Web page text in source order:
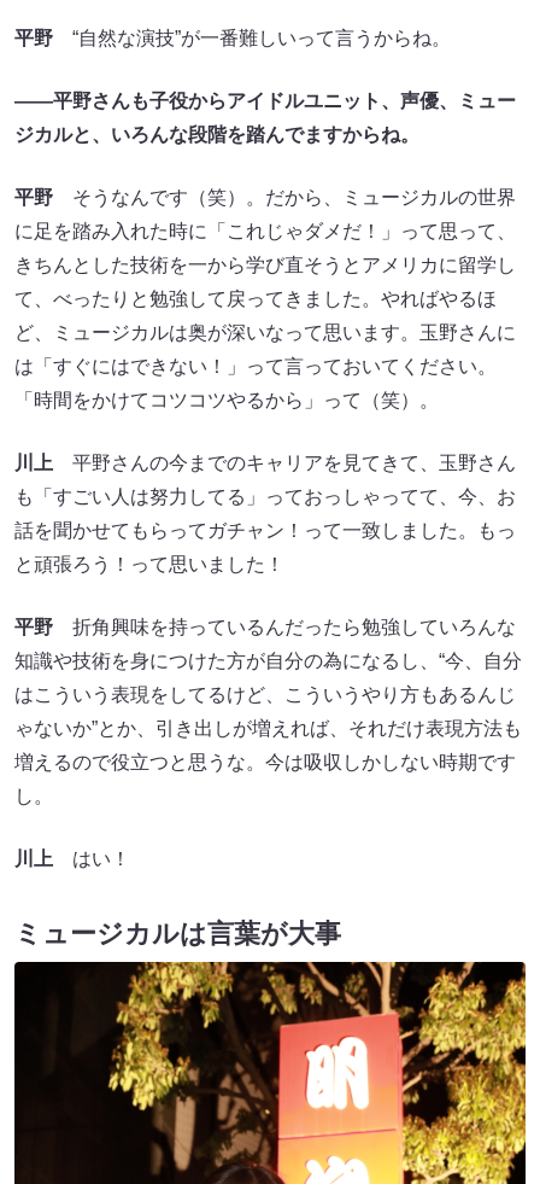
平野 “自然な演技”が一番難しいって言うからね。
――平野さんも子役からアイドルユニット、声優、ミュー
ジカルと、いろんな段階を踏んでますからね。
平野 そうなんです（笑）。だから、ミュージカルの世界
に足を踏み入れた時に「これじゃダメだ！」って思って、
きちんとした技術を一から学び直そうとアメリカに留学し
て、べったりと勉強して戻ってきました。やればやるほ
ど、ミュージカルは奥が深いなって思います。玉野さんに
は「すぐにはできない！」って言っておいてください。
「時間をかけてコツコツやるから」って（笑）。
川上 平野さんの今までのキャリアを見てきて、玉野さん
も「すごい人は努力してる」っておっしゃってて、今、お
話を聞かせてもらってガチャン！って一致しました。もっ
と頑張ろう！って思いました！
平野 折角興味を持っているんだったら勉強していろんな
知識や技術を身につけた方が自分の為になるし、“今、自分
はこういう表現をしてるけど、こういうやり方もあるんじ
ゃないか”とか、引き出しが増えれば、それだけ表現方法も
増えるので役立つと思うな。今は吸収しかしない時期です
し。
川上 はい！
ミュージカルは言葉が大事